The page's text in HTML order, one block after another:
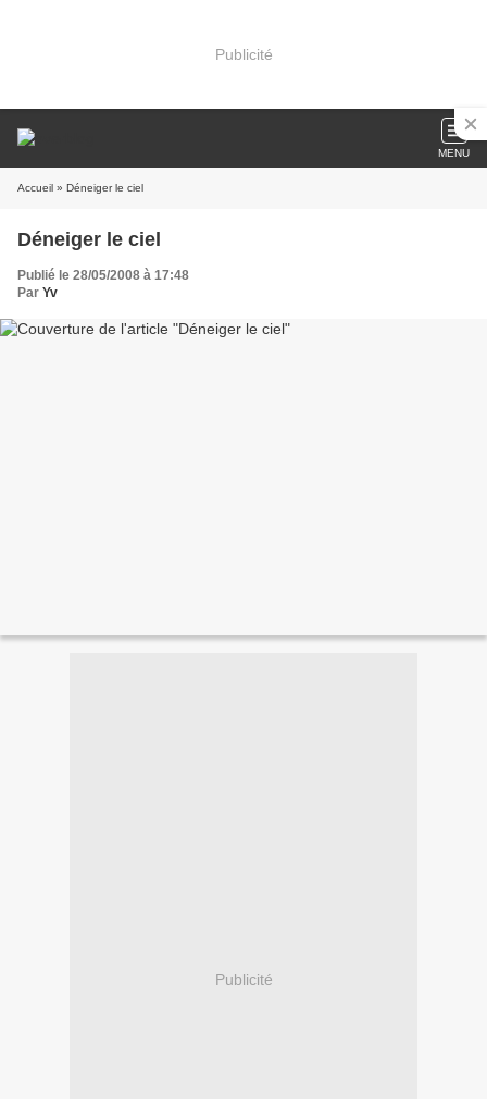
Publicité
MENU
Accueil » Déneiger le ciel
Déneiger le ciel
Publié le 28/05/2008 à 17:48
Par Yv
Publicité